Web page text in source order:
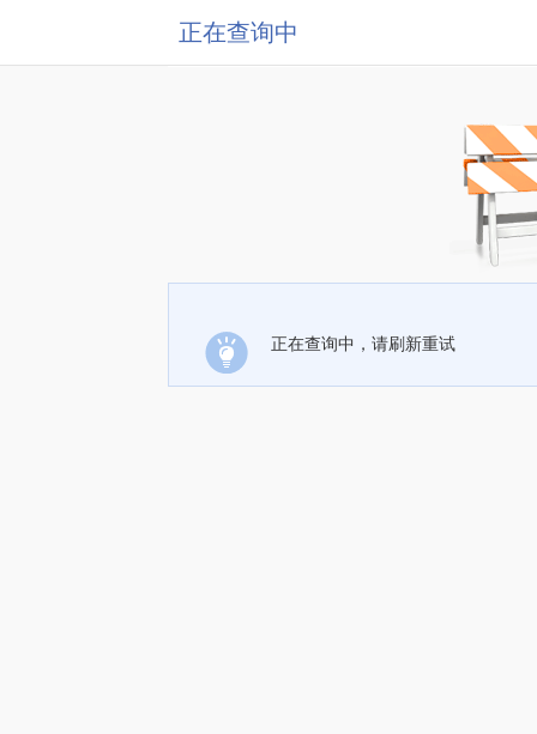
正在查询中
正在查询中，请刷新重试